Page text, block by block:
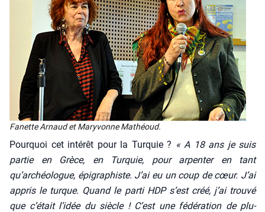
Fanette Arnaud et Mary­vonne Mathéoud.
Pour­quoi cet inté­rêt pour la Tur­quie ? « A 18 ans je suis
par­tie en Grèce, en Tur­quie, pour arpen­ter en tant
qu’archéologue, épi­gra­phiste. J’ai eu un coup de cœur. J’ai
appris le turque. Quand le par­ti HDP s’est créé, j’ai trou­vé
que c’était l’idée du siècle ! C’est une fédé­ra­tion de plu­